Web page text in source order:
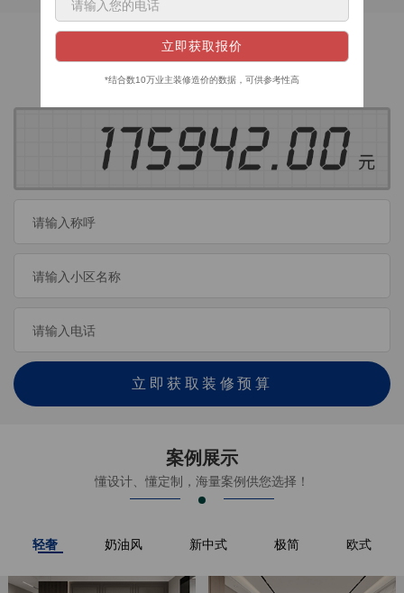
获取装修预算
立即获取装修预算
案例展示
懂设计、懂定制，海量案例供您选择！
轻奢 奶油风 新中式 极简 欧式